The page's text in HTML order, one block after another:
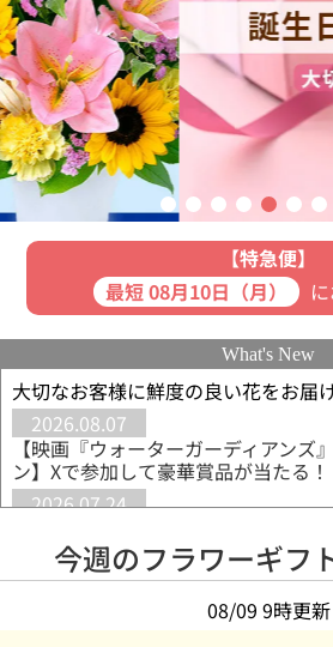
【特急便】
最短 08月10日（月）
What's New
大切なお客様に鮮度の良い花をお届
2026.08.07
【映画『ウォーターガーディアンズ
ン】Xで参加して豪華賞品が当たる！
2026.07.24
レースのような花びらが美しい花
2026.07.24
【敬老の日◆9月21日】長寿を願うリ
◆「元気でいてね」を込めて贈るギフ
今週のフラワーギフ
08/09 9時更新